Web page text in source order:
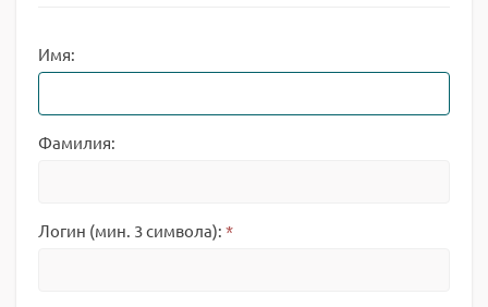
Имя:
Фамилия:
Логин (мин. 3 символа): *